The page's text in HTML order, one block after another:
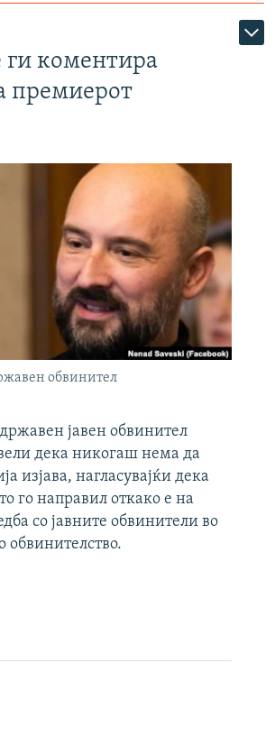
ги коментира
премиерот
обвинител
јавен обвинител
дека никогаш нема да
изјава, нагласувајќи дека
го направил откако е на
со јавните обвинители во
обвинителство.